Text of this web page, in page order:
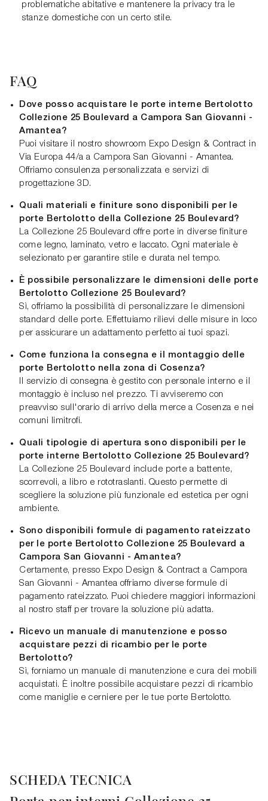
problematiche abitative e mantenere la privacy tra le
stanze domestiche con un certo stile.
FAQ
Dove posso acquistare le porte interne Bertolotto
Collezione 25 Boulevard a Campora San Giovanni -
Amantea?
Puoi visitare il nostro showroom Expo Design & Contract in
Via Europa 44/a a Campora San Giovanni - Amantea.
Offriamo consulenza personalizzata e servizi di
progettazione 3D.
Quali materiali e finiture sono disponibili per le
porte Bertolotto della Collezione 25 Boulevard?
La Collezione 25 Boulevard offre porte in diverse finiture
come legno, laminato, vetro e laccato. Ogni materiale è
selezionato per garantire stile e durata nel tempo.
È possibile personalizzare le dimensioni delle porte
Bertolotto Collezione 25 Boulevard?
Sì, offriamo la possibilità di personalizzare le dimensioni
standard delle porte. Effettuiamo rilievi delle misure in loco
per assicurare un adattamento perfetto ai tuoi spazi.
Come funziona la consegna e il montaggio delle
porte Bertolotto nella zona di Cosenza?
Il servizio di consegna è gestito con personale interno e il
montaggio è incluso nel prezzo. Ti avviseremo con
preavviso sull'orario di arrivo della merce a Cosenza e nei
comuni limitrofi.
Quali tipologie di apertura sono disponibili per le
porte interne Bertolotto Collezione 25 Boulevard?
La Collezione 25 Boulevard include porte a battente,
scorrevoli, a libro e rototraslanti. Questo permette di
scegliere la soluzione più funzionale ed estetica per ogni
ambiente.
Sono disponibili formule di pagamento rateizzato
per le porte Bertolotto Collezione 25 Boulevard a
Campora San Giovanni - Amantea?
Certamente, presso Expo Design & Contract a Campora
San Giovanni - Amantea offriamo diverse formule di
pagamento rateizzato. Puoi chiedere maggiori informazioni
al nostro staff per trovare la soluzione più adatta.
Ricevo un manuale di manutenzione e posso
acquistare pezzi di ricambio per le porte
Bertolotto?
Sì, forniamo un manuale di manutenzione e cura dei mobili
acquistati. È inoltre possibile acquistare pezzi di ricambio
come maniglie e cerniere per le tue porte Bertolotto.
SCHEDA TECNICA